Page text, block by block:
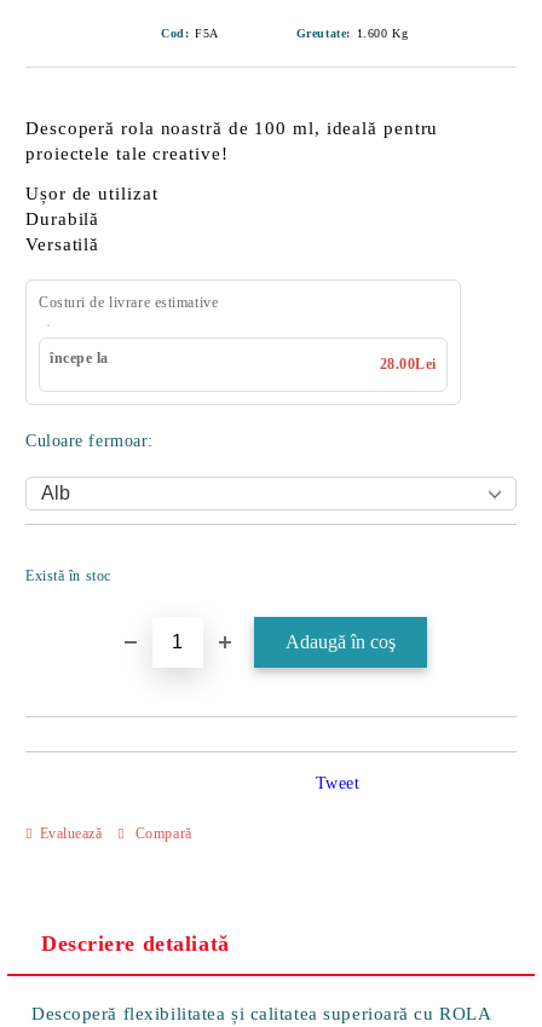
Cod: F5A Greutate: 1.600 Kg
Descoperă rola noastră de 100 ml, ideală pentru
proiectele tale creative!
Ușor de utilizat
Durabilă
Versatilă
Costuri de livrare estimative
începe la 28.00Lei
Culoare fermoar:
Există în stoc
Evaluează Compară
Tweet
Descriere detaliată
Descoperă flexibilitatea și calitatea superioară cu ROLA